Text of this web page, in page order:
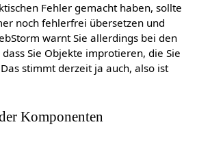
Fehler gemacht haben, sollte
noch fehlerfrei übersetzen und
warnt Sie allerdings bei den
Sie Objekte improtieren, die Sie
stimmt derzeit ja auch, also ist
Komponenten